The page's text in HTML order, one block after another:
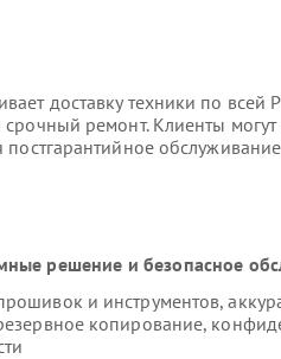
доставку техники по всей
ремонт. Клиенты могут
постгарантийное
решение и безопасное
и инструментов,
копирование,